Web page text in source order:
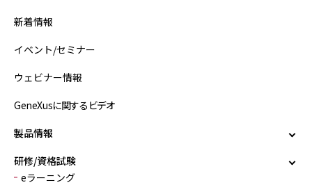
新着情報
イベント/セミナー
ウェビナー情報
GeneXusに関するビデオ
製品情報
研修/資格試験
eラーニング